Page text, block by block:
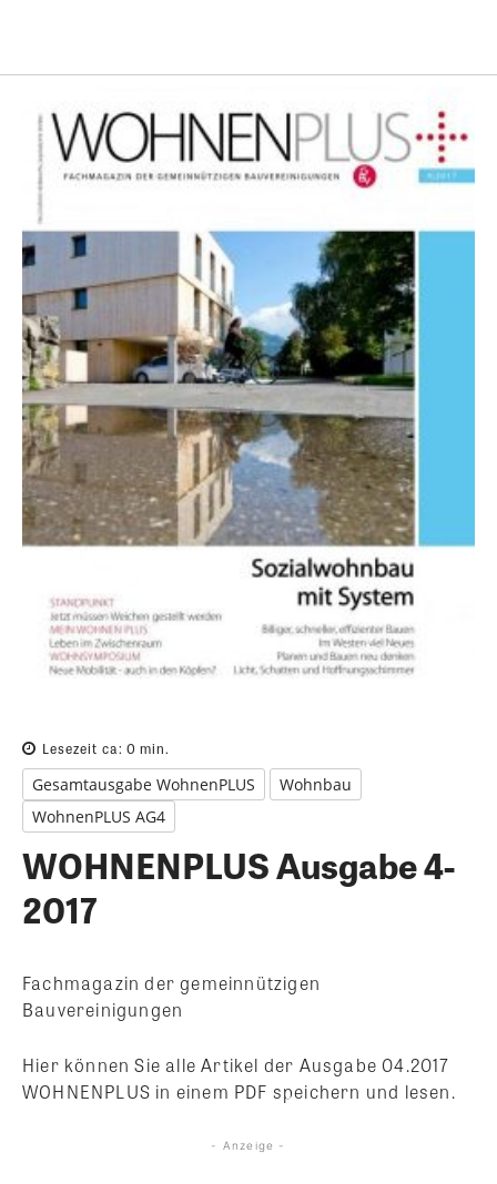
Lesezeit ca: 0 min.
Gesamtausgabe WohnenPLUS
Wohnbau
WohnenPLUS AG4
WOHNENPLUS Ausgabe 4-
2017
Fachmagazin der gemeinnützigen
Bauvereinigungen
Hier können Sie alle Artikel der Ausgabe 04.2017
WOHNENPLUS in einem PDF speichern und lesen.
- Anzeige -